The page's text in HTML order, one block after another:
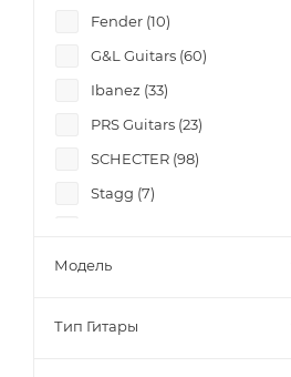
Fender (10)
G&L Guitars (60)
Ibanez (33)
PRS Guitars (23)
SCHECTER (98)
Stagg (7)
Модель
Тип Гитары